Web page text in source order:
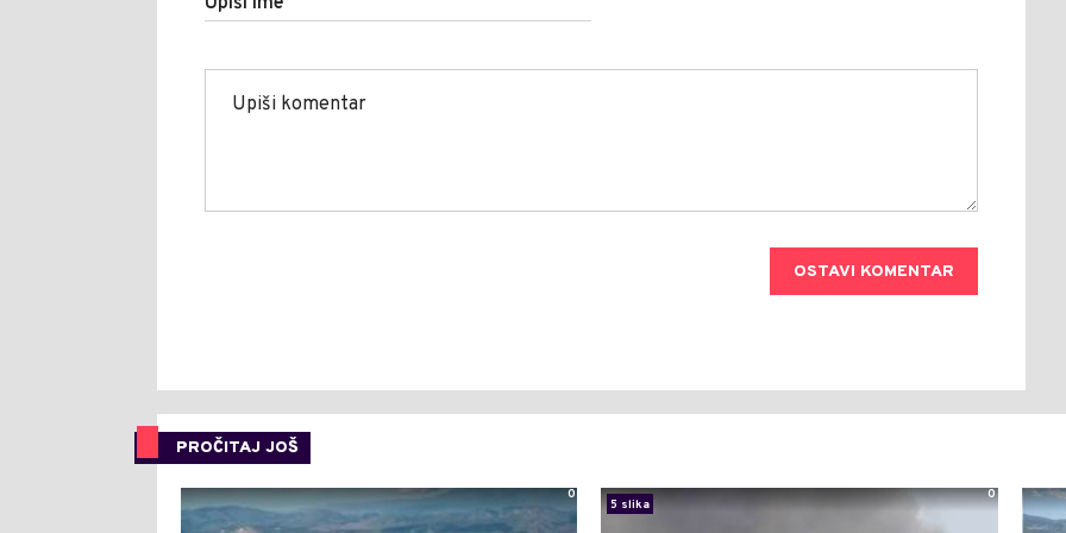
OSTAVI KOMENTAR
PROČITAJ JOŠ
0
5 slika
0